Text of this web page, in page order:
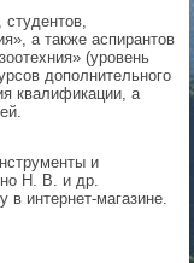
студентов,
а также аспирантов
(уровень
дополнительного
квалификации, а
и
Н. В. и др.
в интернет-магазине.